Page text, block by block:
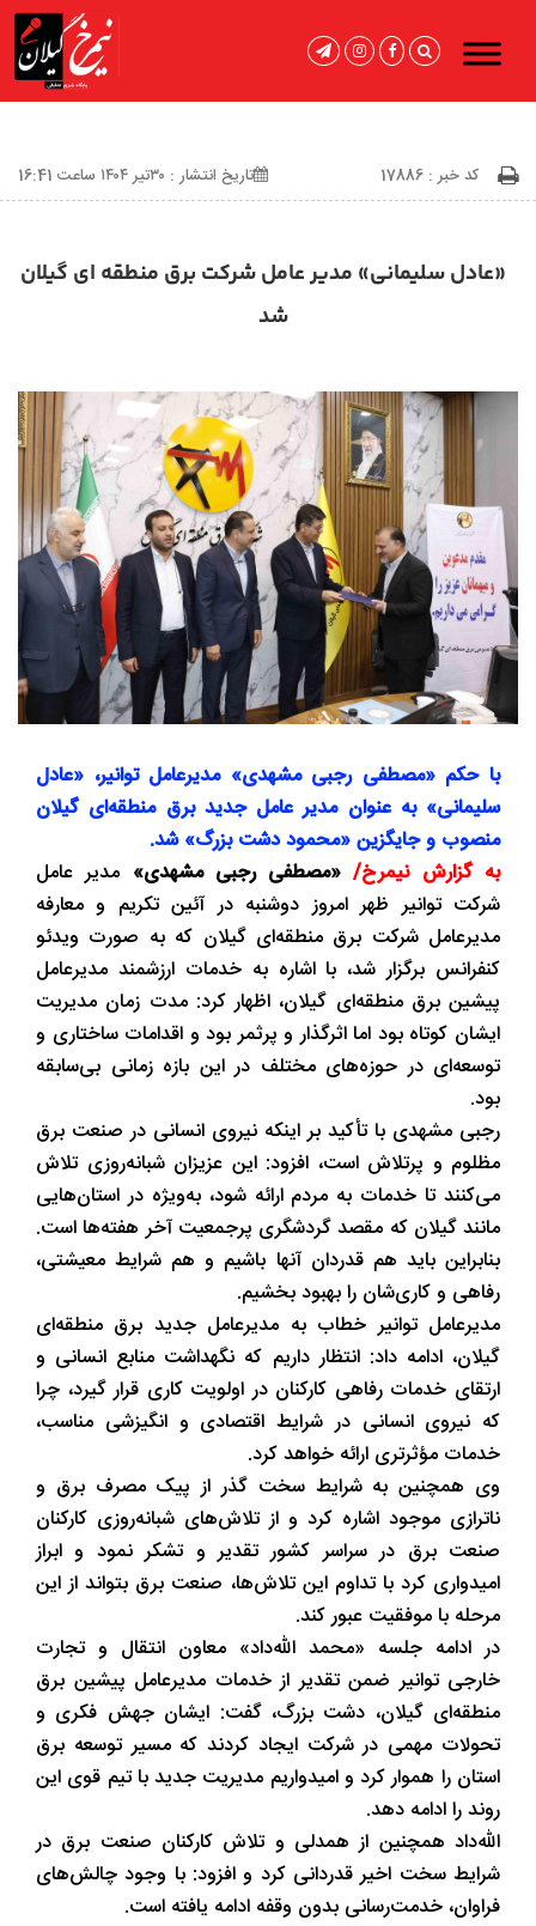
کد خبر : 17886 تاریخ انتشار : ۳۰تیر ۱۴۰۴ ساعت 16:41
«عادل سلیمانی» مدیر عامل شرکت برق منطقه ای گیلان
شد
با حکم «مصطفی رجبی مشهدی» مدیرعامل توانیر، «عادل
سلیمانی» به عنوان مدیر عامل جدید برق منطقه‌ای گیلان
منصوب و جایگزین «محمود دشت بزرگ» شد.
به گزارش نیمرخ/ «مصطفی رجبی مشهدی» مدیر عامل
شرکت توانیر ظهر امروز دوشنبه در آئین تکریم و معارفه
مدیرعامل شرکت برق منطقه‌ای گیلان که به صورت ویدئو
کنفرانس برگزار شد، با اشاره به خدمات ارزشمند مدیرعامل
پیشین برق منطقه‌ای گیلان، اظهار کرد: مدت زمان مدیریت
ایشان کوتاه بود اما اثرگذار و پرثمر بود و اقدامات ساختاری و
توسعه‌ای در حوزه‌های مختلف در این بازه زمانی بی‌سابقه
بود.
رجبی مشهدی با تأکید بر اینکه نیروی انسانی در صنعت برق
مظلوم و پرتلاش است، افزود: این عزیزان شبانه‌روزی تلاش
می‌کنند تا خدمات به مردم ارائه شود، به‌ویژه در استان‌هایی
مانند گیلان که مقصد گردشگری پرجمعیت آخر هفته‌ها است.
بنابراین باید هم قدردان آنها باشیم و هم شرایط معیشتی،
رفاهی و کاری‌شان را بهبود بخشیم.
مدیرعامل توانیر خطاب به مدیرعامل جدید برق منطقه‌ای
گیلان، ادامه داد: انتظار داریم که نگهداشت منابع انسانی و
ارتقای خدمات رفاهی کارکنان در اولویت کاری قرار گیرد، چرا
که نیروی انسانی در شرایط اقتصادی و انگیزشی مناسب،
خدمات مؤثرتری ارائه خواهد کرد.
وی همچنین به شرایط سخت گذر از پیک مصرف برق و
ناترازی موجود اشاره کرد و از تلاش‌های شبانه‌روزی کارکنان
صنعت برق در سراسر کشور تقدیر و تشکر نمود و ابراز
امیدواری کرد با تداوم این تلاش‌ها، صنعت برق بتواند از این
مرحله با موفقیت عبور کند.
در ادامه جلسه «محمد الله‌داد» معاون انتقال و تجارت
خارجی توانیر ضمن تقدیر از خدمات مدیرعامل پیشین برق
منطقه‌ای گیلان، دشت بزرگ، گفت: ایشان جهش فکری و
تحولات مهمی در شرکت ایجاد کردند که مسیر توسعه برق
استان را هموار کرد و امیدواریم مدیریت جدید با تیم قوی این
روند را ادامه دهد.
الله‌داد همچنین از همدلی و تلاش کارکنان صنعت برق در
شرایط سخت اخیر قدردانی کرد و افزود: با وجود چالش‌های
فراوان، خدمت‌رسانی بدون وقفه ادامه یافته است.